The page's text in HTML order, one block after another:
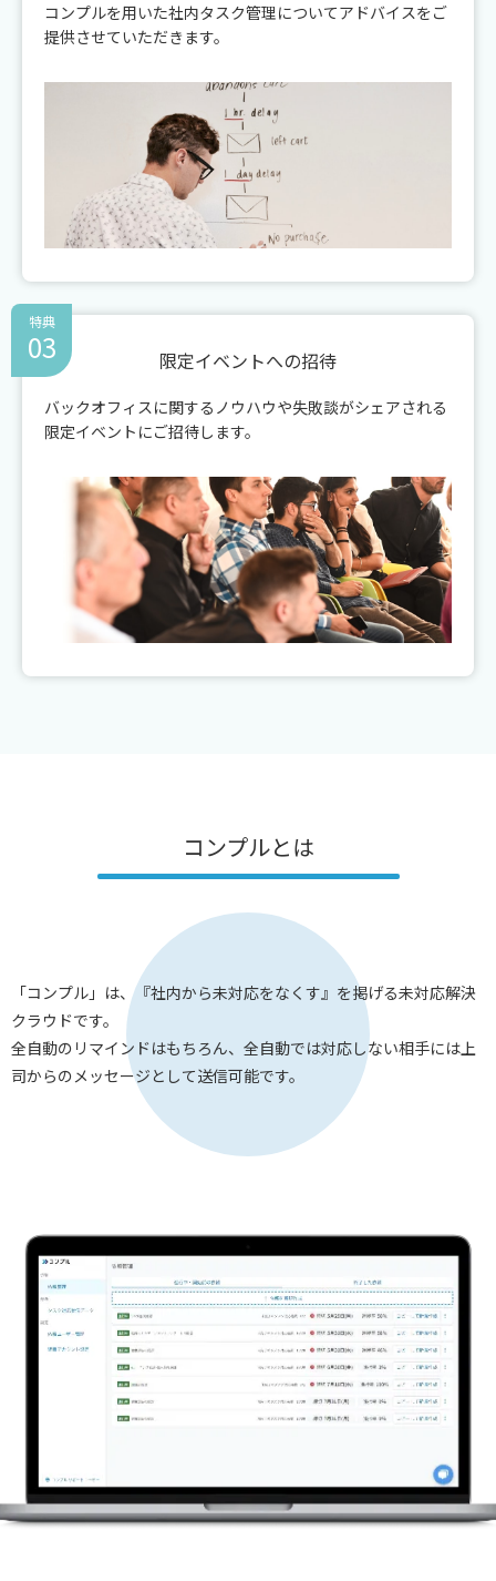
コンプルを用いた社内タスク管理についてアドバイスをご
提供させていただきます。
限定イベントへの招待
バックオフィスに関するノウハウや失敗談がシェアされる
限定イベントにご招待します。
特典
03
コンプルとは
「コンプル」は、『社内から未対応をなくす』を掲げる未対応解決
クラウドです。
全自動のリマインドはもちろん、全自動では対応しない相手には上
司からのメッセージとして送信可能です。